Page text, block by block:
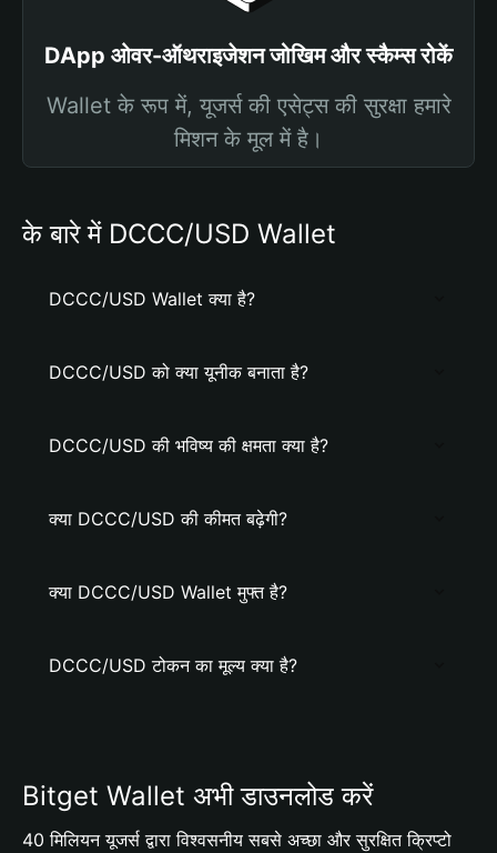
DApp ओवर-ऑथराइजेशन जोखिम और स्कैम्स रोकें
Wallet के रूप में, यूजर्स की एसेट्स की सुरक्षा हमारे
मिशन के मूल में है।
के बारे में DCCC/USD Wallet
DCCC/USD Wallet क्या है?
DCCC/USD को क्या यूनीक बनाता है?
DCCC/USD की भविष्य की क्षमता क्या है?
क्या DCCC/USD की कीमत बढ़ेगी?
क्या DCCC/USD Wallet मुफ्त है?
DCCC/USD टोकन का मूल्य क्या है?
Bitget Wallet अभी डाउनलोड करें
40 मिलियन यूजर्स द्वारा विश्वसनीय सबसे अच्छा और सुरक्षित क्रिप्टो